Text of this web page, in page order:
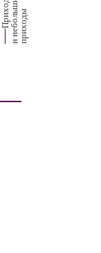
П
р
их
о
д
ы
и
н
е
б
о
ль
ш
ие
п
р
и
х
о
ды